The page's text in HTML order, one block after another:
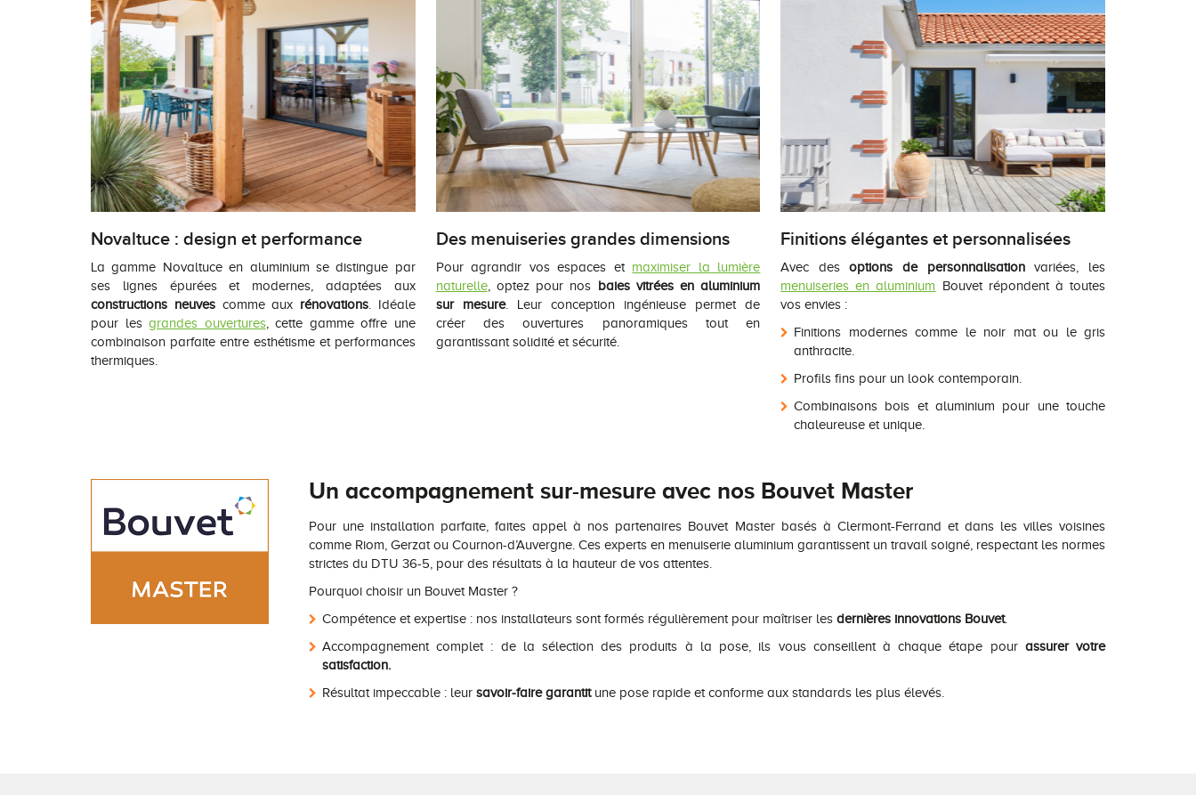
Novaltuce : design et performance
La gamme Novaltuce en aluminium se distingue par
ses lignes épurées et modernes, adaptées aux
constructions neuvescomme aux rénovations . Idéale
pour lesgrandes ouvertures, cette gamme offre une
combinaison parfaite entre esthétisme et performances
thermiques.
Des menuiseries grandes dimensions
Pour agrandir vos espaces et maximiser la lumière
naturelle, optez pour nos baies vitrées en aluminium
sur mesure. Leur conception ingénieuse permet de
créer des ouvertures panoramiques tout en
garantissant solidité et sécurité.
Finitions élégantes et personnalisées
Avec desoptions de personnalisationvariées, les
menuiseries en aluminium Bouvet répondent à toutes
vos envies :
Finitions modernes comme le noir mat ou le gris
anthracite.
Profils fins pour un look contemporain.
Combinaisons bois et aluminium pour une touche
chaleureuse et unique.
Un accompagnement sur-mesure avec nos Bouvet Master
Pour une installation parfaite, faites appel à nos partenaires Bouvet Master basés à Clermont-Ferrand et dans les villes voisines
comme Riom, Gerzat ou Cournon-d’Auvergne. Ces experts en menuiserie aluminium garantissent un travail soigné, respectant les normes
strictes du DTU 36-5, pour des résultats à la hauteur de vos attentes.
Pourquoi choisir un Bouvet Master ?
Compétence et expertise : nos installateurs sont formés régulièrement pour maîtriser les dernières innovations Bouvet.
Accompagnement complet : de la sélection des produits à la pose, ils vous conseillent à chaque étape pour assurer votre
satisfaction.
Résultat impeccable : leur savoir-faire garantitune pose rapide et conforme aux standards les plus élevés.